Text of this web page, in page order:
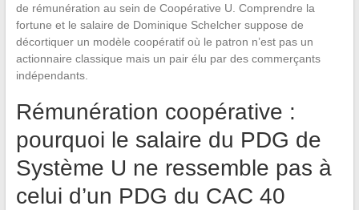
de rémunération au sein de Coopérative U. Comprendre la
fortune et le salaire de Dominique Schelcher suppose de
décortiquer un modèle coopératif où le patron n’est pas un
actionnaire classique mais un pair élu par des commerçants
indépendants.
Rémunération coopérative :
pourquoi le salaire du PDG de
Système U ne ressemble pas à
celui d’un PDG du CAC 40